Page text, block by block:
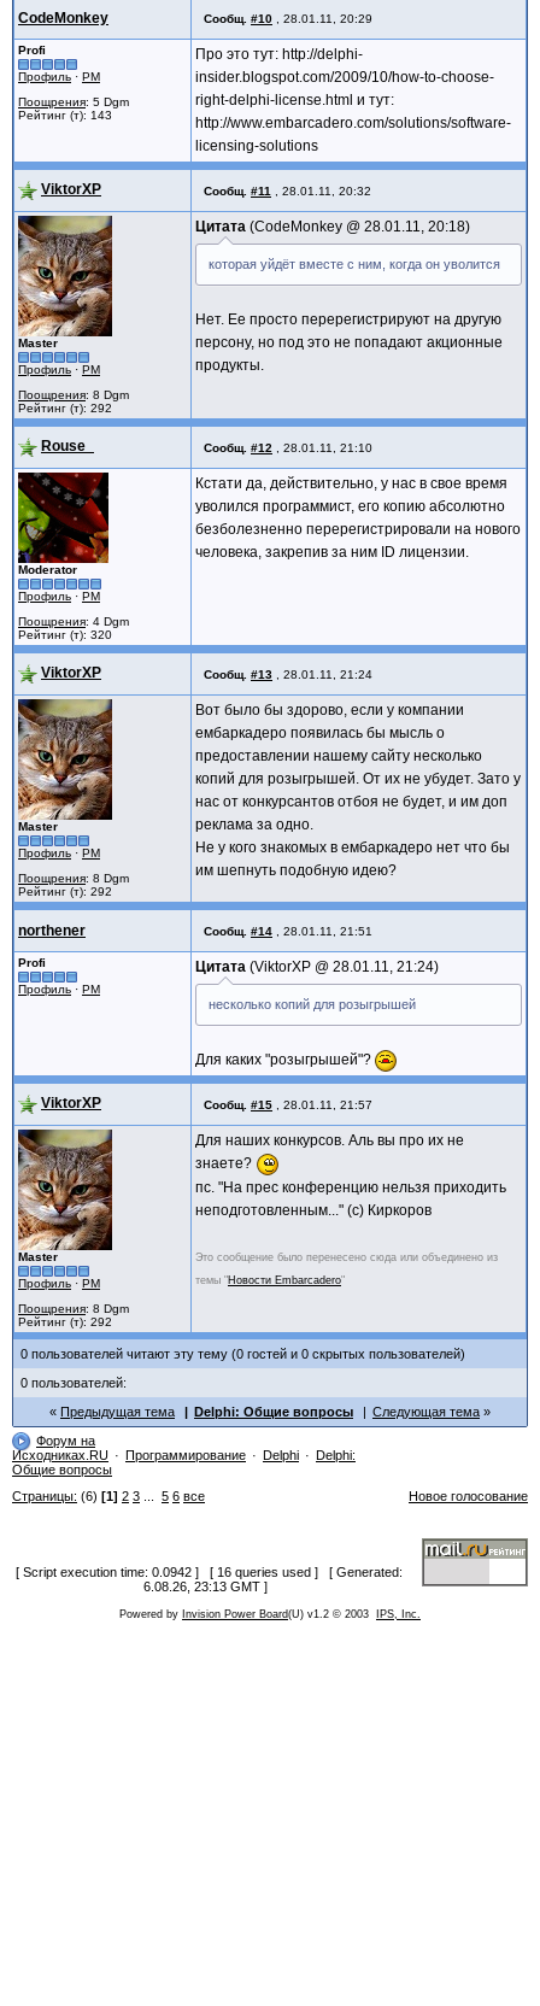
CodeMonkey Сообщ. #10 28.01.11, 20:29
Profi
Профиль · PM
Поощрения: 5 Dgm
Рейтинг (т): 143
Про это тут: http://delphi-
insider.blogspot.com/2009/10/how-to-choose-
right-delphi-license.html и тут:
http://www.embarcadero.com/solutions/software-
licensing-solutions
ViktorXP Сообщ. #11 28.01.11, 20:32
Master
Профиль · PM
Поощрения: 8 Dgm
Рейтинг (т): 292
Цитата CodeMonkey @ 28.01.11, 20:18
которая уйдёт вместе с ним, когда он уволится
Нет. Ее просто перерегистрируют на другую
персону, но под это не попадают акционные
продукты.
Rouse_ Сообщ. #12 28.01.11, 21:10
Moderator
Профиль · PM
Поощрения: 4 Dgm
Рейтинг (т): 320
Кстати да, действительно, у нас в свое время
уволился программист, его копию абсолютно
безболезненно перерегистрировали на нового
человека, закрепив за ним ID лицензии.
ViktorXP Сообщ. #13 28.01.11, 21:24
Master
Профиль · PM
Поощрения: 8 Dgm
Рейтинг (т): 292
Вот было бы здорово, если у компании
ембаркадеро появилась бы мысль о
предоставлении нашему сайту несколько
копий для розыгрышей. От их не убудет. Зато у
нас от конкурсантов отбоя не будет, и им доп
реклама за одно.
Не у кого знакомых в ембаркадеро нет что бы
им шепнуть подобную идею?
northener Сообщ. #14 28.01.11, 21:51
Profi
Профиль · PM
Цитата ViktorXP @ 28.01.11, 21:24
несколько копий для розыгрышей
Для каких "розыгрышей"?
ViktorXP Сообщ. #15 28.01.11, 21:57
Master
Профиль · PM
Поощрения: 8 Dgm
Рейтинг (т): 292
Для наших конкурсов. Аль вы про их не
знаете?
пс. "На прес конференцию нельзя приходить
неподготовленным..." (с) Киркоров
Это сообщение было перенесено сюда или объединено из
темы "Новости Embarcadero"
0 пользователей читают эту тему (0 гостей и 0 скрытых пользователей)
0 пользователей:
Предыдущая тема
Delphi: Общие вопросы
Следующая тема
Форум на
Исходниках.RU
Программирование Delphi
Delphi:
Общие вопросы
Страницы: (6) [1] 2 3 5 6 все Новое голосование
[ Script execution time: 0.0942 ] [ 16 queries used ] [ Generated:
6.08.26, 23:13 GMT ]
Powered by Invision Power Board(U) v1.2 © 2003 IPS, Inc.